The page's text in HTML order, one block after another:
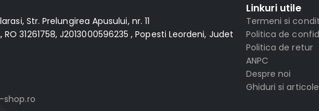
Str. Prelungirea Apusului, nr. 11
, RO 31261758, J2013000596235 , Popesti Leordeni, Judet
Linkuri utile
Termeni si
Politica de
Politica de retur
ANPC
Despre noi
Ghiduri si articole